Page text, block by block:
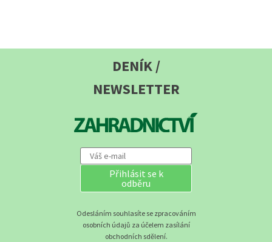
DENÍK /
NEWSLETTER
Přihlásit se k
odběru
Odesláním souhlasíte se zpracováním
osobních údajů za účelem zasílání
obchodních sdělení.